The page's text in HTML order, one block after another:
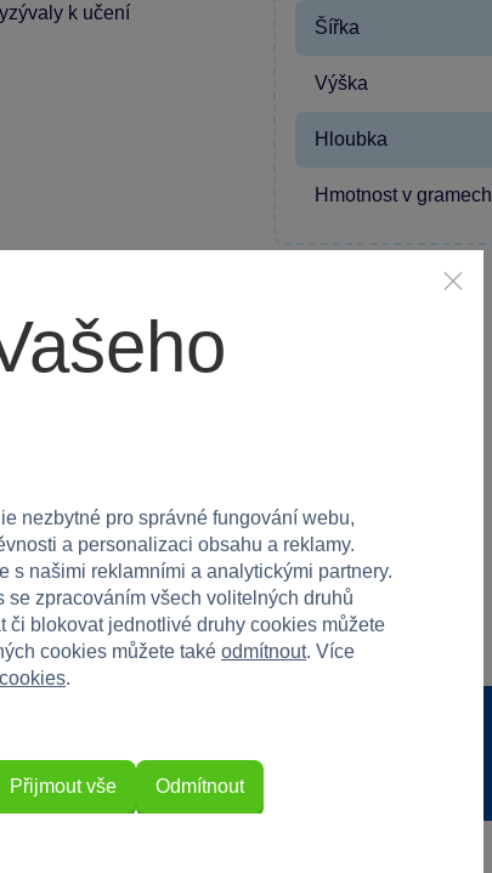
k učení
pokoje nebo
Šířka
Výška
Hloubka
Hmotnost v gramech
nezbytné pro správné fungování webu,
a personalizaci obsahu a reklamy.
s našimi reklamními a analytickými partnery.
se zpracováním všech volitelných druhů
či blokovat jednotlivé druhy cookies můžete
cookies můžete také odmítnout. Více
.
Odmítnout
Přijmout vše